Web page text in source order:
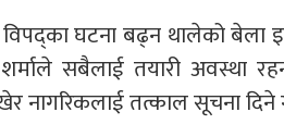
घटना बढ्न थालेको बेला
शर्माले सबैलाई तयारी
नागरिकलाई तत्काल सूचना दिने